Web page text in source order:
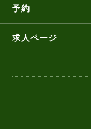
予約
求人ページ